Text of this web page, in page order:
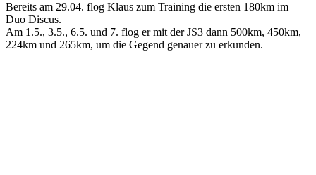
Bereits am 29.04. flog Klaus zum Training die ersten 180km im
Duo Discus.
Am 1.5., 3.5., 6.5. und 7. flog er mit der JS3 dann 500km, 450km,
224km und 265km, um die Gegend genauer zu erkunden.